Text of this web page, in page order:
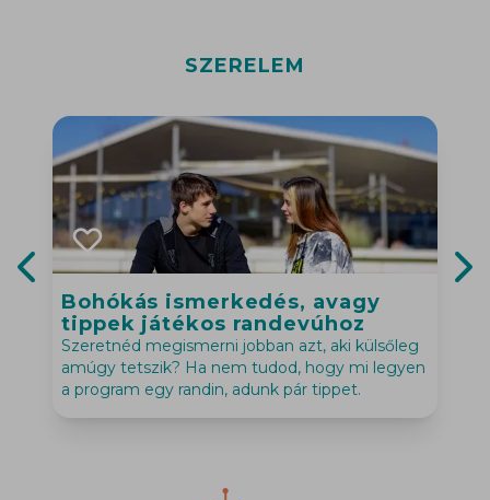
SZERELEM
Bohókás ismerkedés, avagy
tippek játékos randevúhoz
Szeretnéd megismerni jobban azt, aki külsőleg
amúgy tetszik? Ha nem tudod, hogy mi legyen
a program egy randin, adunk pár tippet.
Previous slide